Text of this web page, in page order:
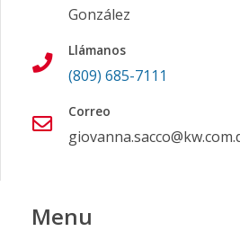
González
Llámanos
(809) 685-7111
Correo
Menu